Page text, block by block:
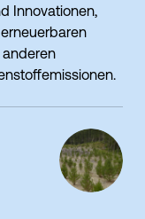
Innovationen,
anderen